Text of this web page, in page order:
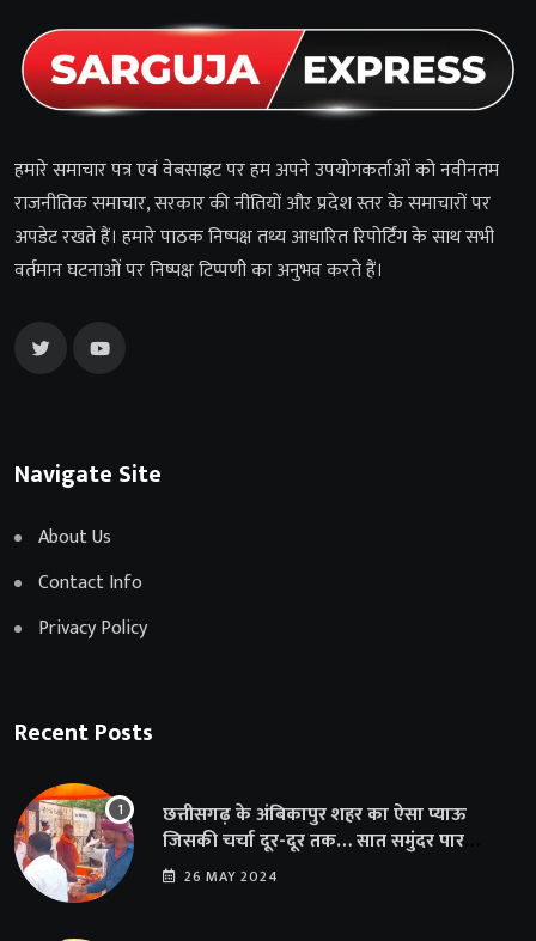
हमारे समाचार पत्र एवं वेबसाइट पर हम अपने उपयोगकर्ताओं को नवीनतम
राजनीतिक समाचार, सरकार की नीतियों और प्रदेश स्तर के समाचारों पर
अपडेट रखते हैं। हमारे पाठक निष्पक्ष तथ्य आधारित रिपोर्टिंग के साथ सभी
वर्तमान घटनाओं पर निष्पक्ष टिप्पणी का अनुभव करते हैं।
Navigate Site
About Us
Contact Info
Privacy Policy
Recent Posts
छत्तीसगढ़ के अंबिकापुर शहर का ऐसा प्याऊ
जिसकी चर्चा दूर-दूर तक… सात समुंदर पार
अमेरिका से भी पहुंचा सहयोग
26 MAY 2024